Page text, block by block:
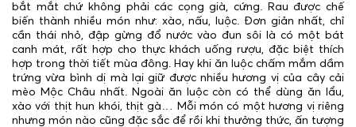
bắt mắt chứ không phải các cọng già, cứng. Rau được chế
biến thành nhiều món như: xào, nấu, luộc. Đơn giản nhất, chỉ
cần thái nhỏ, đập gừng đổ nước vào đun sôi là có một bát
canh mát, rất hợp cho thực khách uống rượu, đặc biệt thích
hợp trong thời tiết mùa đông. Hay khi ăn luộc chấm mắm dầm
trứng vừa bình dị mà lại giữ được nhiều hương vị của cây cải
mèo Mộc Châu nhất. Ngoài ăn luộc còn có thể dùng ăn lẩu,
xào với thịt hun khói, thịt gà… Mỗi món có một hương vị riêng
nhưng món nào cũng đặc sắc để rồi khi thưởng thức, ấn tượng